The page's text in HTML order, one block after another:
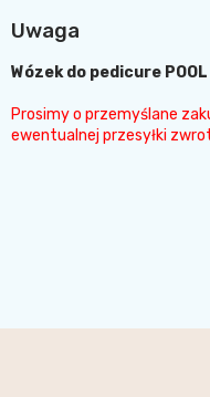
Uwaga
Wózek do pedicure
Prosimy o przemyślane
ewentualnej przesyłki